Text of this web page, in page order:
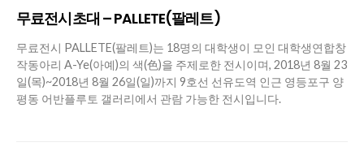
무료전시초대 – PALLETE(팔레트)
무료전시 PALLETE(팔레트)는 18명의 대학생이 모인 대학생연합창
작동아리 A-Ye(아예)의 색(色)을 주제로한 전시이며, 2018년 8월 23
일(목)~2018년 8월 26일(일)까지 9호선 선유도역 인근 영등포구 양
평동 어반플루토 갤러리에서 관람 가능한 전시입니다.